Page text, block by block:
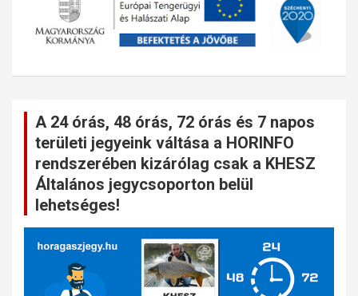
A 24 órás, 48 órás, 72 órás és 7 napos
területi jegyeink váltása a HORINFO
rendszerében kizárólag csak a KHESZ
Általános jegycsoporton belül
lehetséges!